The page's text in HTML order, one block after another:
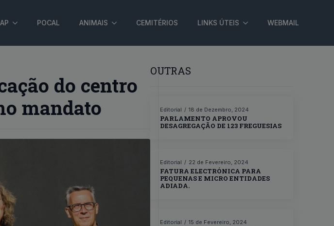
POCAL ANIMAIS CEMITÉRIOS LINKS ÚTEIS WEBMAIL
do centro
mandato
OUTRAS
PARLAMENTO APROVOU
DESAGREGAÇÃO DE 123 FREGUESIAS
Editorial 18 de Dezembro, 2024
FATURA ELECTRÓNICA PARA
PEQUENAS E MICRO ENTIDADES
ADIADA.
Editorial 22 de Fevereiro, 2024
Editorial 15 de Fevereiro, 2024